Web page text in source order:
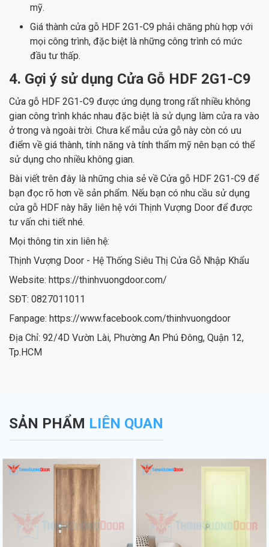
mỹ.
Giá thành cửa gỗ HDF 2G1-C9 phải chăng phù hợp với
mọi công trình, đặc biệt là những công trình có mức
đầu tư thấp.
4. Gợi ý sử dụng Cửa Gỗ HDF 2G1-C9
Cửa gỗ HDF 2G1-C9 được ứng dụng trong rất nhiều không
gian công trình khác nhau đặc biệt là sử dụng làm cửa ra vào
ở trong và ngoài trời. Chưa kể mẫu cửa gỗ này còn có ưu
điểm về giá thành, tính năng và tính thẩm mỹ nên bạn có thể
sử dụng cho nhiều không gian.
Bài viết trên đây là những chia sẻ về Cửa gỗ HDF 2G1-C9 để
bạn đọc rõ hơn về sản phẩm. Nếu bạn có nhu cầu sử dụng
cửa gỗ HDF này hãy liên hệ với Thịnh Vượng Door để được
tư vấn chi tiết nhé.
Mọi thông tin xin liên hệ:
Thịnh Vượng Door - Hệ Thống Siêu Thị Cửa Gỗ Nhập Khẩu
Website: https://thinhvuongdoor.com/
SĐT: 0827011011
Fanpage: https://www.facebook.com/thinhvuongdoor
Địa Chỉ: 92/4D Vườn Lài, Phường An Phú Đông, Quận 12,
Tp.HCM
SẢN PHẨM LIÊN QUAN